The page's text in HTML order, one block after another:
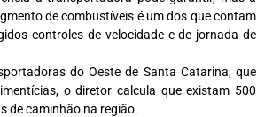
de combustíveis é um dos que contam
controles de velocidade e de jornada de
do Oeste de Santa Catarina, que
o diretor calcula que existam 500
de caminhão na região.